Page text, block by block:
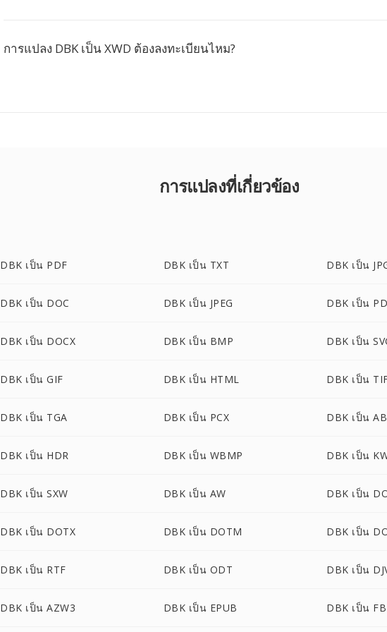
การแปลง DBK เป็น XWD ต้องลงทะเบียนไหม?
การแปลงที่เกี่ยวข้อง
DBK เป็น PDF DBK เป็น TXT DBK เป็น
DBK เป็น DOC DBK เป็น JPEG DBK เป็น
DBK เป็น DOCX DBK เป็น BMP DBK เป็น
DBK เป็น GIF DBK เป็น HTML DBK เป็น
DBK เป็น TGA DBK เป็น PCX DBK เป็น
DBK เป็น HDR DBK เป็น WBMP DBK เป็น
DBK เป็น SXW DBK เป็น AW DBK เป็น
DBK เป็น DOTX DBK เป็น DOTM DBK เป็น
DBK เป็น RTF DBK เป็น ODT DBK เป็น
DBK เป็น AZW3 DBK เป็น EPUB DBK เป็น